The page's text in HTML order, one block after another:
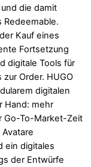
die damit
Kauf eines
Fortsetzung
digitale Tools für
Order. HUGO
digitalen
Hand: mehr
Go-To-Market-Zeit
ein digitales
der Entwürfe